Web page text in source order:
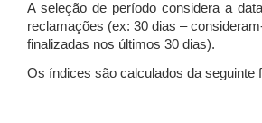
A seleção de período considera a
reclamações (ex: 30 dias –
finalizadas nos últimos 30 dias).
Os índices são calculados da seguinte